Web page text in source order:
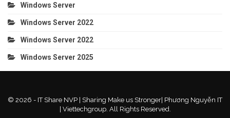
Windows Server
Windows Server 2022
Windows Server 2022
Windows Server 2025
© 2026 - IT Share NVP | Sharing Make us Stronger| Phương Nguyễn IT
| Viettechgroup. All Rights Reserved.